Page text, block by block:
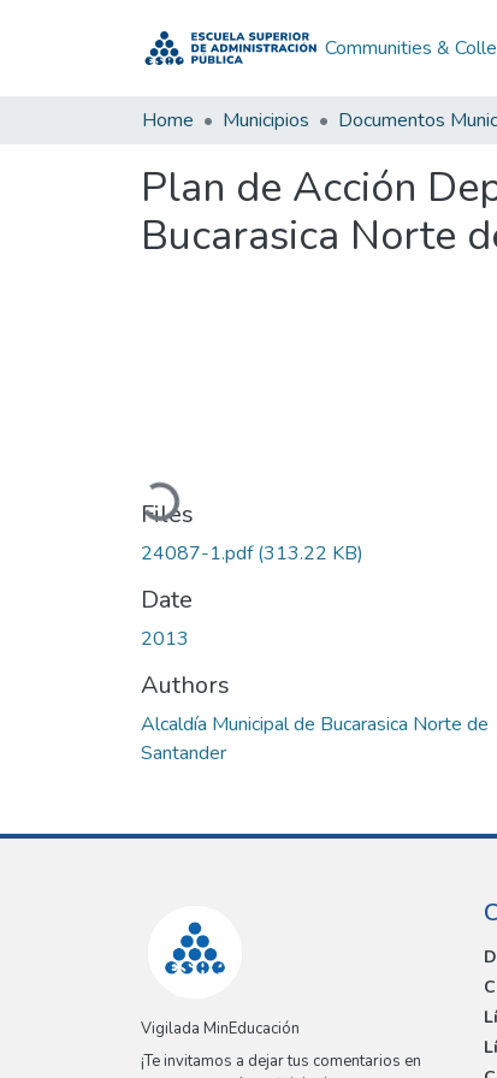
Communities &
Home Municipios Documentos
Plan de Acción
Bucarasica Norte
Loading...
Files
24087-1.pdf(313.22 KB)
Date
2013
Authors
Alcaldía Municipal de Bucarasica Norte de
Santander
Vigilada MinEducación
¡Te invitamos a dejar tus comentarios en